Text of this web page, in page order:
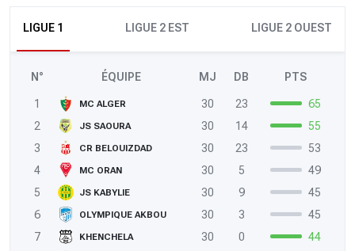
LIGUE 1 LIGUE 2 EST LIGUE 2 OUEST
N° ÉQUIPE MJ DB PTS
1 MC ALGER 30 23
65
2
JS SAOURA 30 14
55
3
CR BELOUIZDAD 30 23
53
4
MC ORAN 30 5
49
5
JS KABYLIE 30 9
45
6
OLYMPIQUE AKBOU 30 3
45
7
KHENCHELA 30 0
44